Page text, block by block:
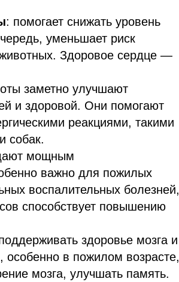
: помогает снижать уровень
уменьшает риск
Здоровое сердце —
заметно улучшают
и здоровой. Они помогают
реакциями, такими
собак.
мощным
важно для пожилых
воспалительных болезней,
способствует повышению
здоровье мозга и
в пожилом возрасте,
мозга, улучшать память.